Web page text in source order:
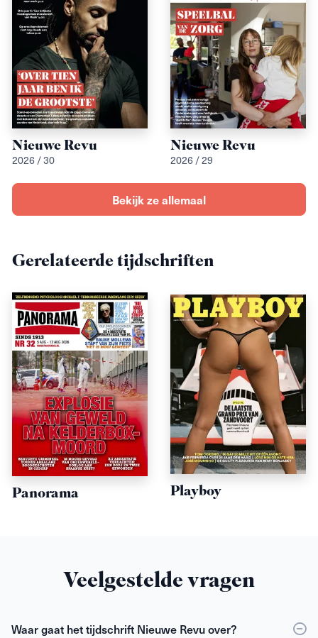
Nieuwe Revu
2026 / 30
Nieuwe Revu
2026 / 29
Bekijk ze allemaal
Gerelateerde tijdschriften
Panorama Playboy
Veelgestelde vragen
Waar gaat het tijdschrift Nieuwe Revu over?